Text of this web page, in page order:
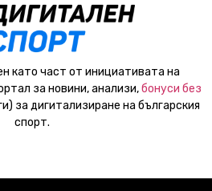
като част от инициативата на
за новини, анализи,бонуси без
за дигитализиране на българския
спорт.